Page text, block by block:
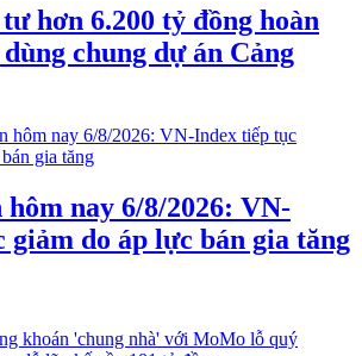
hơn 6.200 tỷ đồng hoàn
chung dự án Cảng
hôm nay 6/8/2026: VN-
giảm do áp lực bán gia tăng